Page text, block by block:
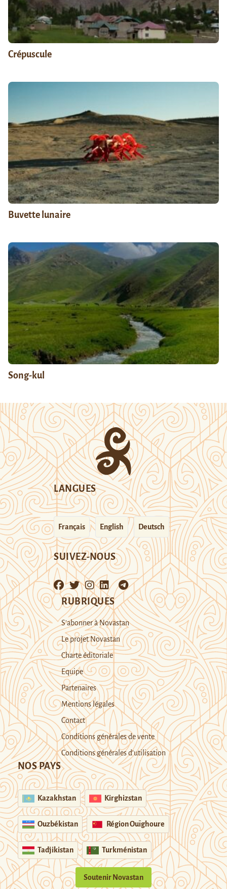
Crépuscule
Buvette lunaire
Song-kul
LANGUES
Français English Deutsch
SUIVEZ-NOUS
RUBRIQUES
S’abonner à Novastan
Le projet Novastan
Charte éditoriale
Equipe
Partenaires
Mentions légales
Contact
Conditions générales de vente
Conditions générales d’utilisation
NOS PAYS
Kazakhstan Kirghizstan
Ouzbékistan Région Ouïghoure
Tadjikistan Turkménistan
Soutenir Novastan